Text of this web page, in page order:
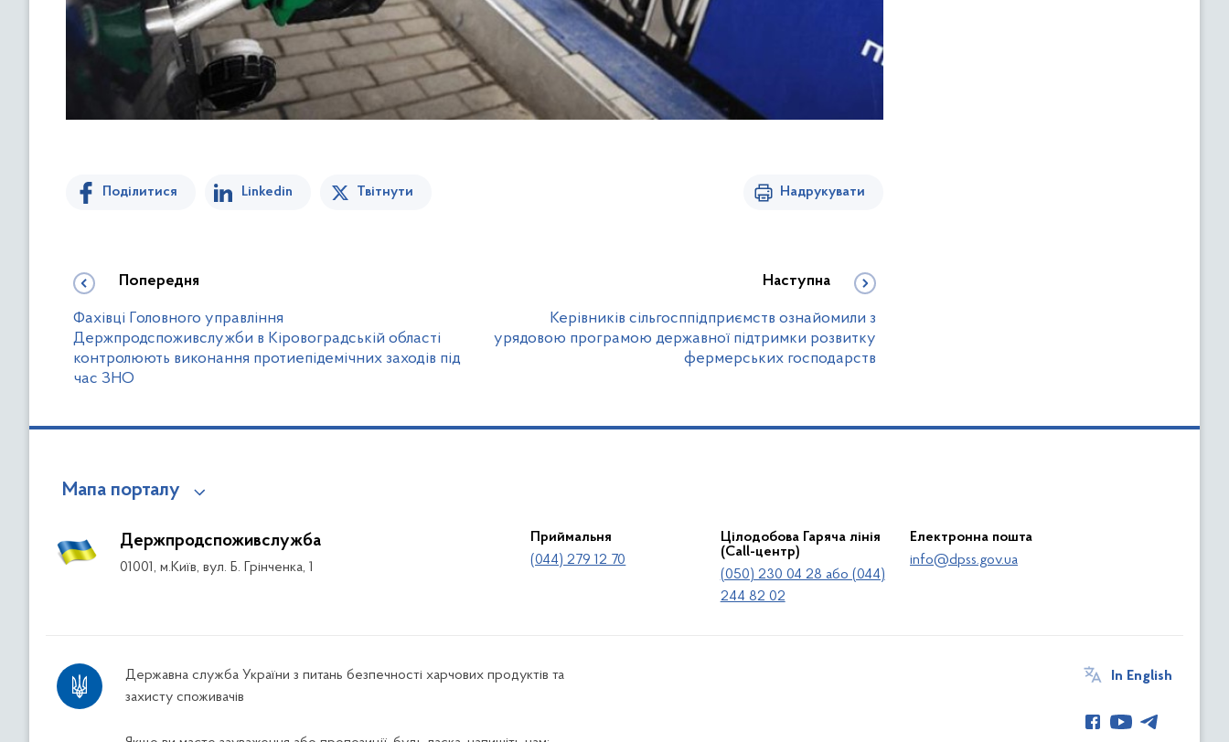
Поділитися Linkedin Твітнути Надрукувати
Попередня
Фахівці Головного управління
Держпродспоживслужби в Кіровоградській області
контролюють виконання протиепідемічних заходів під
час ЗНО
Наступна
Керівників сільгосппідприємств ознайомили з
урядовою програмою державної підтримки розвитку
фермерських господарств
Мапа порталу
Держпродспоживслужба
01001, м.Київ, вул. Б. Грінченка, 1
Приймальня
(044) 279 12 70
Цілодобова Гаряча лінія
(Call-центр)
(050) 230 04 28 або (044)
244 82 02
Електронна пошта
info@dpss.gov.ua
Державна служба України з питань безпечності харчових продуктів та
захисту споживачів
In English